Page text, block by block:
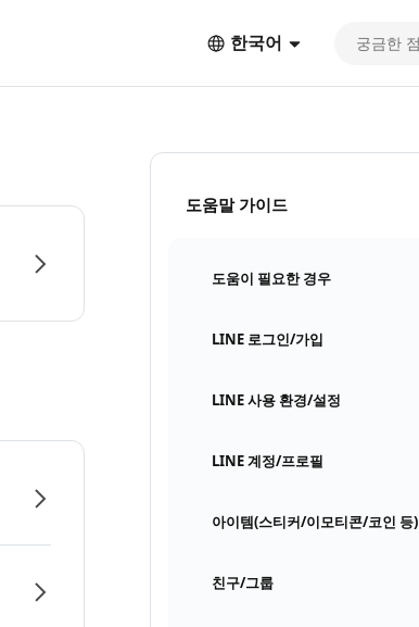
한국어
도움말 가이드
도움이 필요한 경우
LINE 로그인/가입
LINE 사용 환경/설정
LINE 계정/프로필
아이템(스티커/이모티콘/코인 등)
친구/그룹